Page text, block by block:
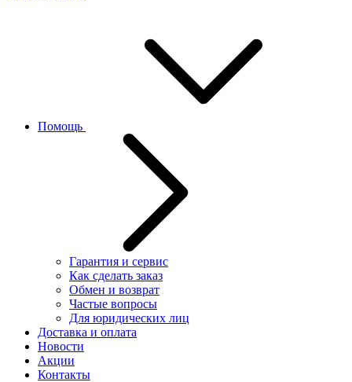
Помощь
Гарантия и сервис
Как сделать заказ
Обмен и возврат
Частые вопросы
Для юридических лиц
Доставка и оплата
Новости
Акции
Контакты